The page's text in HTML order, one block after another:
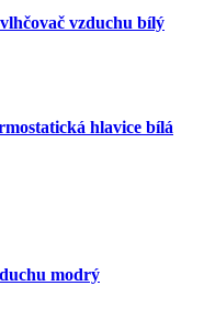
vzduchu bílý
hlavice bílá
modrý